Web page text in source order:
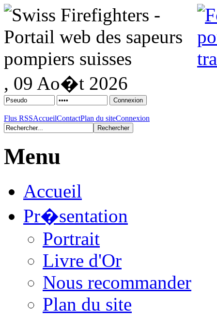
, 09 Ao�t 2026
Flus RSSAccueilContactPlan du siteConnexion
Menu
Accueil
Pr�sentation
Portrait
Livre d'Or
Nous recommander
Plan du site